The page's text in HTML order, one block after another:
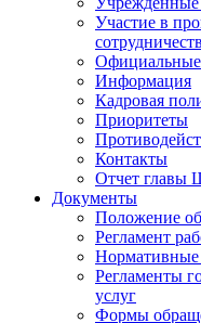
Участие в
Официальные
Информация
Кадровая
Приоритеты
Контакты
Отчет главы
Документы
Положение
Регламент
Нормативные
Регламенты
услуг
Формы